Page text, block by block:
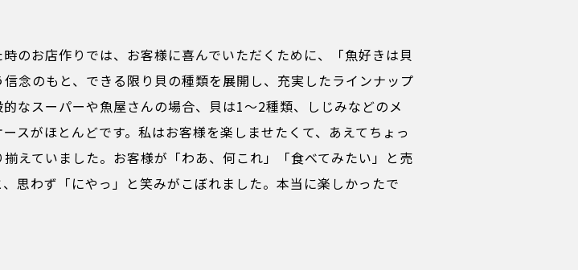
のお店作りでは、お客様に喜んでいただくために、「魚好きは貝
念のもと、できる限り貝の種類を展開し、充実したラインナップ
なスーパーや魚屋さんの場合、貝は1～2種類、しじみなどのメ
スがほとんどです。私はお客様を楽しませたくて、あえてちょっ
えていました。お客様が「わあ、何これ」「食べてみたい」と売
思わず「にやっ」と笑みがこぼれました。本当に楽しかったで